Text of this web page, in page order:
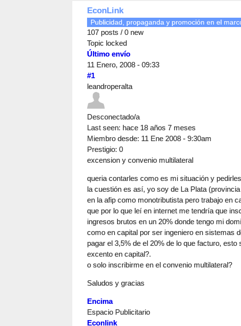
EconLink
Publicidad, propaganda y promoción en el
107 posts / 0 new
Topic locked
Último envío
11 Enero, 2008 - 09:33
#1
leandroperalta
Desconectado/a
Last seen: hace 18 años 7 meses
Miembro desde: 11 Ene 2008 - 9:30am
Prestigio: 0
excension y convenio multilateral
queria contarles como es mi situación y
la cuestión es así, yo soy de La Plata
en la afip como monotributista pero trabajo en
que por lo que leí en internet me tendría que
ingresos brutos en un 20% donde tengo mi
como en capital por ser ingeniero en sistemas
pagar el 3,5% de el 20% de lo que facturo,
excento en capital?.
o solo inscribirme en el convenio multilateral?
Saludos y gracias
Encima
Espacio Publicitario
Econlink